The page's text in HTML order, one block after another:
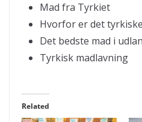
Mad fra Tyrkiet
Hvorfor er det
Det bedste mad i
Tyrkisk madlavning
Related